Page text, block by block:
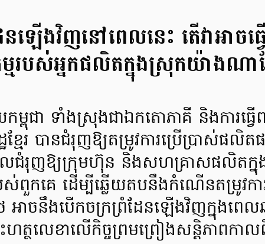
ឡើងវិញនៅពេលនេះ តើវាអាចធ្វ
របស់អ្នកផលិតក្នុងស្រុកយ៉ាងណា
ពុជា ទាំងស្រុងជាឯកតោភាគី និងការធ្វើ
រ បានជំរុញឱ្យតម្រូវការប្រើប្រាស់ផលិត
ជំរុញឱ្យក្រុមហ៊ុន និងសហគ្រាសផលិតក្នុ
ពួកគេ ដើម្បីឆ្លើយតបនឹងកំណើនតម្រូវកា
អាចនឹងបើកចក្រព្រំដែនឡើងវិញក្នុងពេល
ហត្ថលេខាលើកិច្ចព្រមព្រៀងសន្តិភាពកា